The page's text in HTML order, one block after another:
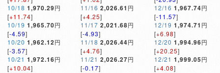
10/18 1,970.29円
[+11.74]
10/19 1,965.70円
[-4.59]
10/20 1,962.12円
[-3.57]
10/21 1,972.16円
[+10.04]
11/16 2,026.61 円
[+4.25]
11/17 2,021.68円
[-4.93]
11/18 2,026.44円
[+4.76]
11/21 2,026.27円
[-0.17]
12/16 1,967.74円
[-11.57]
12/19 1,974.71 円
[+6.98]
12/20 1,994.96円
[+20.25]
12/21 1,999.05円
[+4.08]